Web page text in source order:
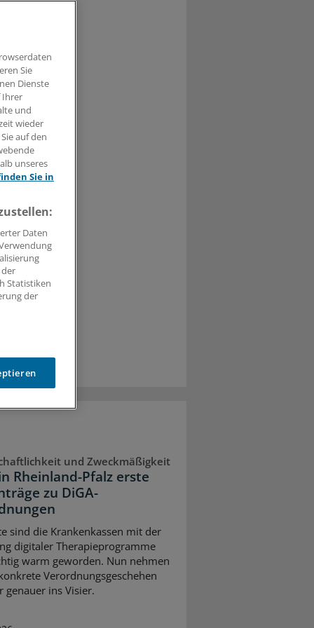
haben.
»
und Zweckmäßigkeit
Rheinland-Pfalz erste
zu DiGA-
sind die Krankenkassen mit der
digitaler Therapieprogramme
warm geworden. Nun nehmen
Verordnungsgeschehen
genauer ins Visier.
Sie
Dienste
Ihrer
und
wieder
auf den
unseres
Sie in
Daten
Statistiken
der